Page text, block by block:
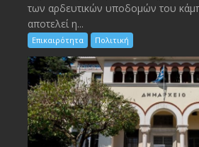
των αρδευτικών υποδομών του
αποτελεί η...
Επικαιρότητα Πολιτική